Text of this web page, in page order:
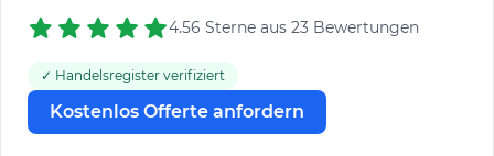
4.56 Sterne aus 23 Bewertungen
✓ Handelsregister verifiziert
Kostenlos Offerte anfordern